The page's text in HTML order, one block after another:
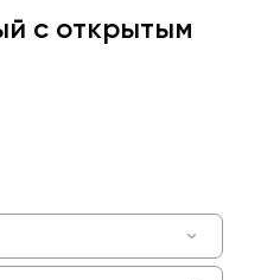
с открытым